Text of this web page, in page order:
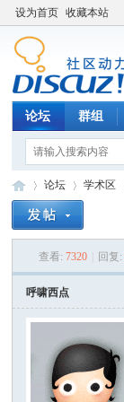
设为首页 收藏本站
论坛 群组
论坛
›
学术区
›
查看: 7320 回复:
呼啸西点